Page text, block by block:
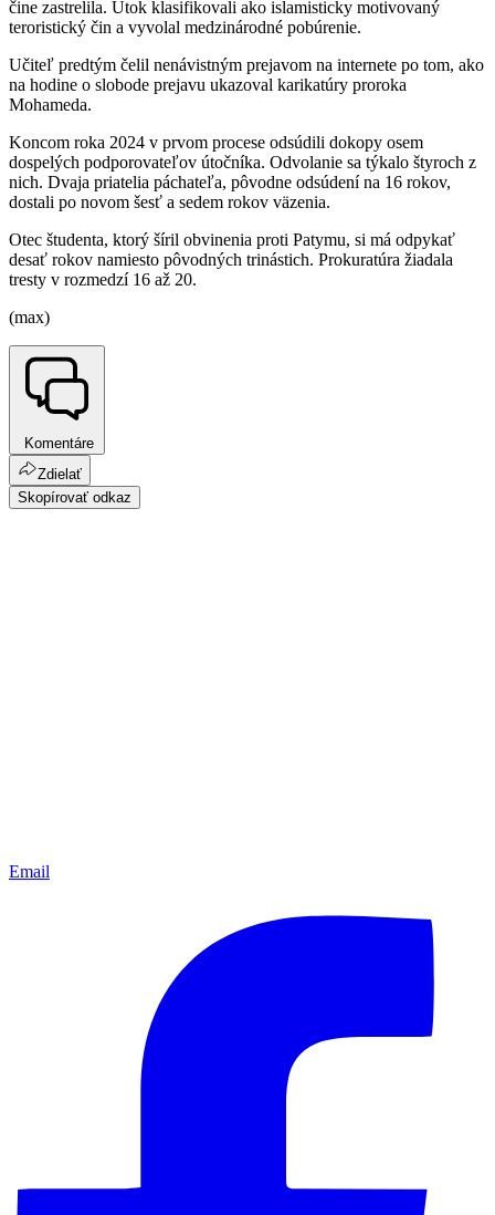
čine zastrelila. Útok klasifikovali ako islamisticky motivovaný
teroristický čin a vyvolal medzinárodné pobúrenie.
Učiteľ predtým čelil nenávistným prejavom na internete po tom, ako
na hodine o slobode prejavu ukazoval karikatúry proroka
Mohameda.
Koncom roka 2024 v prvom procese odsúdili dokopy osem
dospelých podporovateľov útočníka. Odvolanie sa týkalo štyroch z
nich. Dvaja priatelia páchateľa, pôvodne odsúdení na 16 rokov,
dostali po novom šesť a sedem rokov väzenia.
Otec študenta, ktorý šíril obvinenia proti Patymu, si má odpykať
desať rokov namiesto pôvodných trinástich. Prokuratúra žiadala
tresty v rozmedzí 16 až 20.
(max)
Komentáre
Zdielať
Skopírovať odkaz
Email